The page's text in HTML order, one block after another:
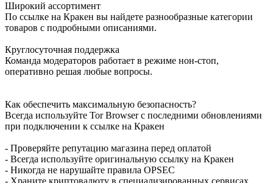
Широкий ассортимент
По ссылке на Кракен вы найдете разнообразные категории
товаров с подробными описаниями.
Круглосуточная поддержка
Команда модераторов работает в режиме нон-стоп,
оперативно решая любые вопросы.
Как обеспечить максимальную безопасность?
Всегда используйте Tor Browser с последними обновлениями
при подключении к ссылке на Кракен
- Проверяйте репутацию магазина перед оплатой
- Всегда используйте оригинальную ссылку на Кракен
- Никогда не нарушайте правила OPSEC
- Храните криптовалюту в специализированных сервисах